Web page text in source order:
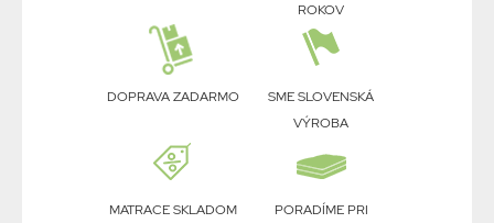
ROKOV
DOPRAVA ZADARMO
SME SLOVENSKÁ
VÝROBA
MATRACE SKLADOM
PORADÍME PRI